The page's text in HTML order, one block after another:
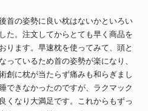
首の姿勢に良い枕はないかといろい
た。注文してからとても早く商品を
ります。早速枕を使ってみて、頭と
っているため首の姿勢が楽になり、
創に枕が当たらず痛みも和らぎまし
できなかったのですが、ラクマック
くなり大満足です。これからもずっ